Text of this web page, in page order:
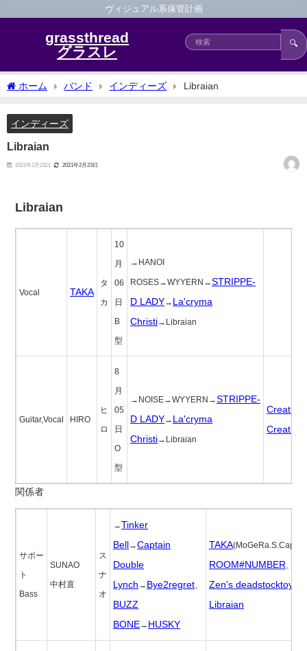
ヴィジュアル系保管計画
grassthread
グラスレ
🔍
ホーム バンド インディーズ Libraian
インディーズ
Libraian
2021年2月23日 2021年2月23日
Libraian
Vocal TAKA
タ
カ
10
月
06
日
B
型
→HANOI
ROSES→WYYERN→STRIPPE-
D LADY→ La'cryma
Christi→Libraian
Guitar,Vocal HIRO
ヒ
ロ
8
月
05
日
O
型
→NOISE→WYYERN→STRIPPE-
D LADY→ La'cryma
Christi→Libraian
Creature
Creature
関係者
サポー
ト
Bass
SUNAO
中村直
ス
ナ
オ
→Tinker
Bell →Captain
Double
Lynch → Bye2regret
BUZZ
BONE→ HUSKY
TAKA(MoGeRa.S.Cap)、
ROOM#NUMBER
Zen's deadstocktoy
Libraian